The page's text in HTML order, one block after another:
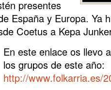
presentes
España y Europa. Ya
Coetus a Kepa
En este enlace os llevo
los grupos de este año:
http://www.folkarria.es/